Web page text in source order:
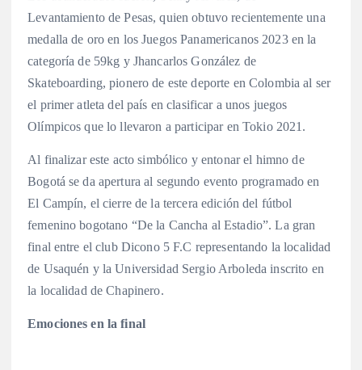
Levantamiento de Pesas, quien obtuvo recientemente una
medalla de oro en los Juegos Panamericanos 2023 en la
categoría de 59kg y Jhancarlos González de
Skateboarding, pionero de este deporte en Colombia al ser
el primer atleta del país en clasificar a unos juegos
Olímpicos que lo llevaron a participar en Tokio 2021.
Al finalizar este acto simbólico y entonar el himno de
Bogotá se da apertura al segundo evento programado en
El Campín, el cierre de la tercera edición del fútbol
femenino bogotano “De la Cancha al Estadio”. La gran
final entre el club Dicono 5 F.C representando la localidad
de Usaquén y la Universidad Sergio Arboleda inscrito en
la localidad de Chapinero.
Emociones en la final